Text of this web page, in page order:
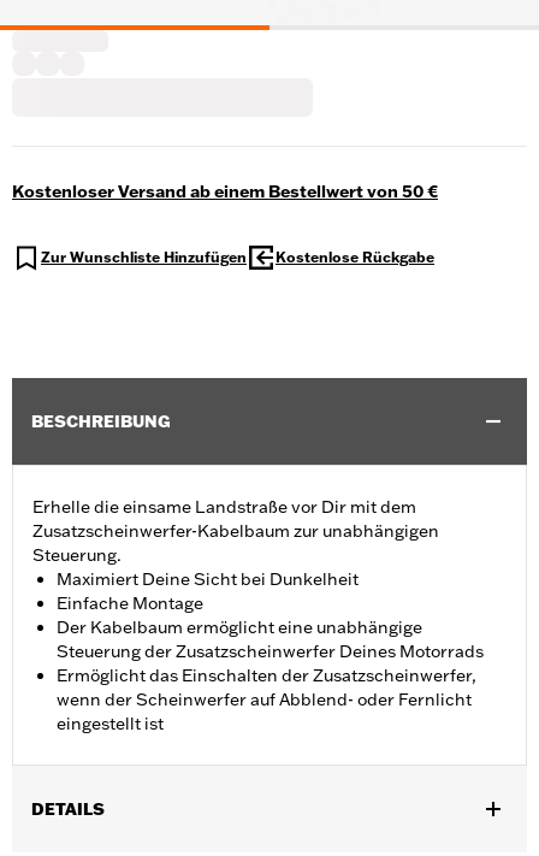
Kostenloser Versand ab einem Bestellwert von 50 €
Zur Wunschliste Hinzufügen Kostenlose Rückgabe
BESCHREIBUNG
Erhelle die einsame Landstraße vor Dir mit dem
Zusatzscheinwerfer-Kabelbaum zur unabhängigen
Steuerung.
Maximiert Deine Sicht bei Dunkelheit
Einfache Montage
Der Kabelbaum ermöglicht eine unabhängige
Steuerung der Zusatzscheinwerfer Deines Motorrads
Ermöglicht das Einschalten der Zusatzscheinwerfer,
wenn der Scheinwerfer auf Abblend- oder Fernlicht
eingestellt ist
DETAILS